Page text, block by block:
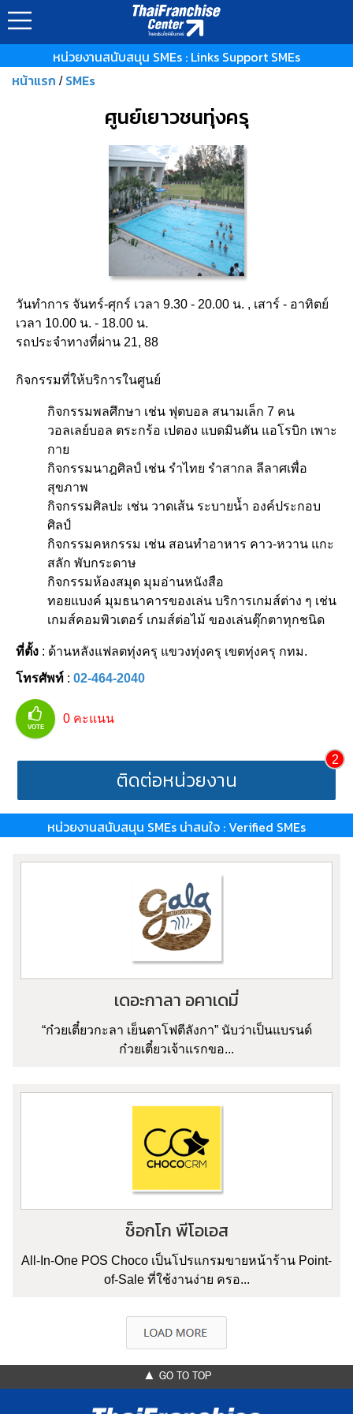
หน่วยงานสนับสนุน SMEs : Links Support SMEs
หน้าแรก / SMEs
ศูนย์เยาวชนทุ่งครุ
วันทำการ จันทร์-ศุกร์ เวลา 9.30 - 20.00 น. , เสาร์ - อาทิตย์
เวลา 10.00 น. - 18.00 น.
รถประจำทางที่ผ่าน 21, 88
กิจกรรมที่ให้บริการในศูนย์
กิจกรรมพลศึกษา เช่น ฟุตบอล สนามเล็ก 7 คน
วอลเลย์บอล ตระกร้อ เปตอง แบดมินตัน แอโรบิก เพาะ
กาย
กิจกรรมนาฎศิลป์ เช่น รำไทย รำสากล ลีลาศเพื่อ
สุขภาพ
กิจกรรมศิลปะ เช่น วาดเส้น ระบายน้ำ องค์ประกอบ
ศิลป์
กิจกรรมคหกรรม เช่น สอนทำอาหาร คาว-หวาน แกะ
สลัก พับกระดาษ
กิจกรรมห้องสมุด มุมอ่านหนังสือ
ทอยแบงค์ มุมธนาคารของเล่น บริการเกมส์ต่าง ๆ เช่น
เกมส์คอมพิวเตอร์ เกมส์ต่อไม้ ของเล่นตุ๊กตาทุกชนิด
ที่ตั้ง : ด้านหลังแฟลตทุ่งครุ แขวงทุ่งครุ เขตทุ่งครุ กทม.
โทรศัพท์ : 02-464-2040
VOTE
0 คะแนน
ติดต่อหน่วยงาน
2
หน่วยงานสนับสนุน SMEs น่าสนใจ : Verified SMEs
เดอะกาลา อคาเดมี่
“ก๋วยเตี๋ยวกะลา เย็นตาโฟตีลังกา” นับว่าเป็นแบรนด์
ก๋วยเตี๋ยวเจ้าแรกขอ...
ช็อกโก พีโอเอส
All-In-One POS Choco เป็นโปรแกรมขายหน้าร้าน Point-
of-Sale ที่ใช้งานง่าย ครอ...
▲ GO TO TOP